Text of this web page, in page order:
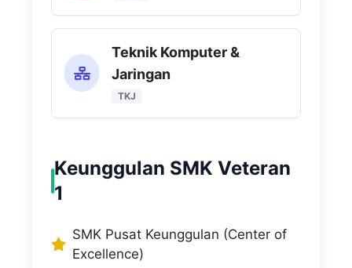
Teknik Komputer &
Jaringan
TKJ
Keunggulan SMK Veteran
1
SMK Pusat Keunggulan (Center of
Excellence)